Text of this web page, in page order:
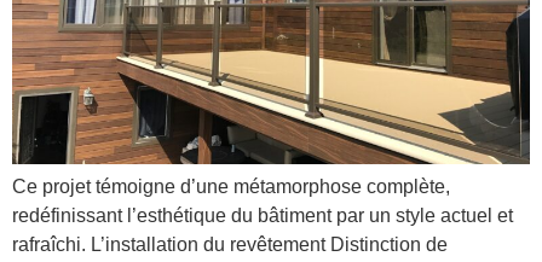
Ce projet témoigne d’une métamorphose complète,
redéfinissant l’esthétique du bâtiment par un style actuel et
rafraîchi. L’installation du revêtement Distinction de